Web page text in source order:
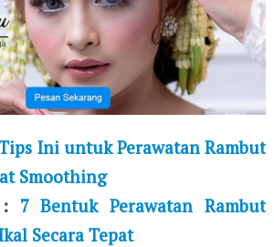
Ini untuk Perawatan Rambut
Smoothing
7 Bentuk Perawatan Rambut
Secara Tepat